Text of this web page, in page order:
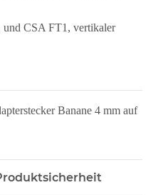
CSA FT1, vertikaler
Banane 4 mm auf